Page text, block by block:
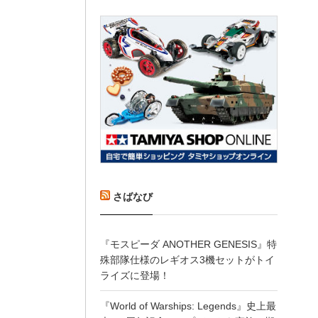
さばなび
『モスピーダ ANOTHER GENESIS』特
殊部隊仕様のレギオス3機セットがトイ
ライズに登場！
『World of Warships: Legends』史上最